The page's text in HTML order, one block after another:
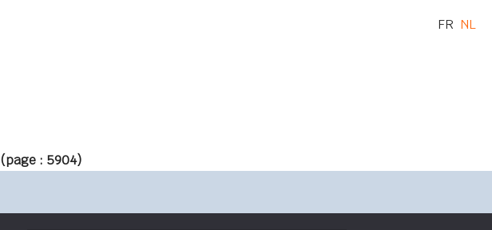
(page : 5904)
FR NL